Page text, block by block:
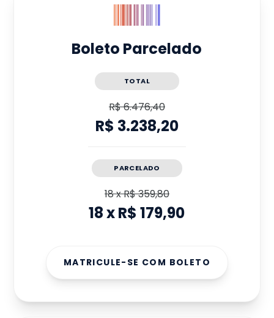
Boleto Parcelado
TOTAL
R$ 6.476,40
R$ 3.238,20
PARCELADO
18xR$ 359,80
18xR$ 179,90
MATRICULE-SE COM BOLETO